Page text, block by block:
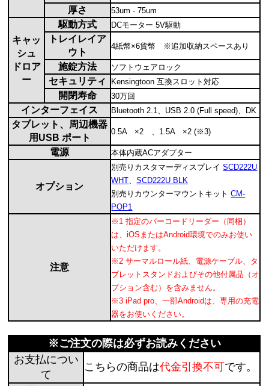
厚さ 53um - 75um
キャッ
シュ
ドロア
ー
駆動方式 DCモーター 5V駆動
トレイレイア
ウト
4紙幣×6貨幣 ※追加収納スペースあり
施錠方法 ソフトウェアロック
セキュリティ Kensingtoon 互換スロット対応
開閉寿命 30万回
インターフェイス Bluetooth 2.1、USB 2.0 (Full speed)、DK
タブレット、周辺機器
用USB ポート
0.5A ×2 、1.5A ×2 (※3)
電源 本体内蔵ACアダプター
オプション
別売りカスタマーディスプレイSCD222U
WHT、SCD222U BLK
別売りカウンターマウントキットCM-
POP1
注意
※1 指定のバーコードリーダー（同梱）
は、iOSまたはAndroid環境でのみお使い
いただけます。
※2 サーマルロール紙、電源ケーブル、タ
ブレットスタンドおよびその他付属品（オ
プション含む）を含みません。
※3 iPad pro、一部Androidは、専用の充電
器をお使いください。
※ご注文の際は必ずお読みください
お支払につい
て
こちらの商品は代金引換不可です。